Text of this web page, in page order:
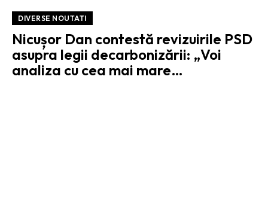
DIVERSE NOUTATI
Nicușor Dan contestă revizuirile PSD
asupra legii decarbonizării: „Voi
analiza cu cea mai mare…